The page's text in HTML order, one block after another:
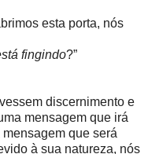
esta porta, nós
fingindo?”
discernimento e
mensagem que irá
que será
à sua natureza, nós